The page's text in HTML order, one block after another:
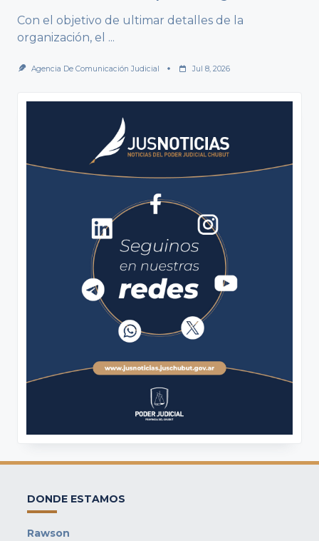
Con el objetivo de ultimar detalles de la
organización, el ...
Agencia De Comunicación Judicial Jul 8, 2026
DONDE ESTAMOS
Rawson